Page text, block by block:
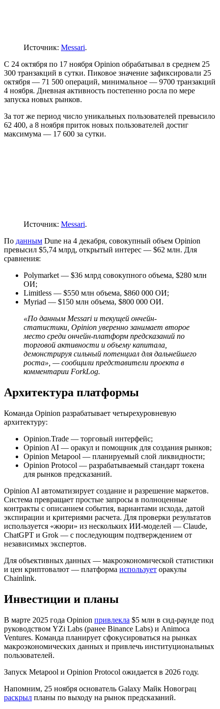
Источник: Messari.
С 24 октября по 17 ноября Opinion обрабатывал в среднем 25
300 транзакций в сутки. Пиковое значение зафиксировали 25
октября — 71 500 операций, минимальное — 9700 транзакций
4 ноября. Дневная активность постепенно росла по мере
запуска новых рынков.
За тот же период число уникальных пользователей превысило
62 400, а 8 ноября приток новых пользователей достиг
максимума — 17 600 за сутки.
Источник: Messari.
По данным Dune на 4 декабря, совокупный объем Opinion
превысил $5,74 млрд, открытый интерес — $62 млн. Для
сравнения:
Polymarket — $36 млрд совокупного объема, $280 млн
ОИ;
Limitless — $550 млн объема, $860 000 ОИ;
Myriad — $150 млн объема, $800 000 ОИ.
«По данным Messari и текущей ончейн-
статистики, Opinion уверенно занимает второе
место среди ончейн-платформ предсказаний по
торговой активности и объему капитала,
демонстрируя сильный потенциал для дальнейшего
роста», — сообщили представители проекта в
комментарии ForkLog.
Архитектура платформы
Команда Opinion разрабатывает четырехуровневую
архитектуру:
Opinion.Trade — торговый интерфейс;
Opinion AI — оракул и помощник для создания рынков;
Opinion Metapool — планируемый слой ликвидности;
Opinion Protocol — разрабатываемый стандарт токена
для рынков предсказаний.
Opinion AI автоматизирует создание и разрешение маркетов.
Система превращает простые запросы в полноценные
контракты с описанием события, вариантами исхода, датой
экспирации и критериями расчета. Для проверки результатов
используется «жюри» из нескольких ИИ-моделей — Claude,
ChatGPT и Grok — с последующим подтверждением от
независимых экспертов.
Для объективных данных — макроэкономической статистики
и цен криптовалют — платформа использует оракулы
Chainlink.
Инвестиции и планы
В марте 2025 года Opinion привлекла $5 млн в сид-раунде под
руководством YZi Labs (ранее Binance Labs) и Animoca
Ventures. Команда планирует сфокусироваться на рынках
макроэкономических данных и привлечь институциональных
пользователей.
Запуск Metapool и Opinion Protocol ожидается в 2026 году.
Напомним, 25 ноября основатель Galaxy Майк Новограц
раскрыл планы по выходу на рынок предсказаний.